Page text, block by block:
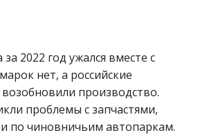
за 2022 год ужался вместе с
нет, а российские
производство.
проблемы с запчастями,
по чиновничьим автопаркам.